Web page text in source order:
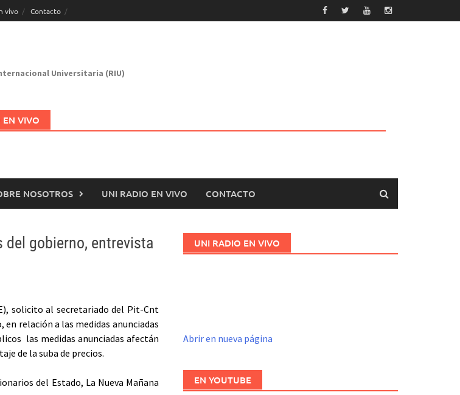
vivo Contacto
Universitaria (RIU)
EN VIVO
NOSOTROS UNI RADIO EN VIVO CONTACTO
del gobierno, entrevista
solicito al secretariado del Pit-Cnt
relación a las medidas anunciadas
las medidas anunciadas afectán
de la suba de precios.
del Estado, La Nueva Mañana
UNI RADIO EN VIVO
Abrir en nueva página
EN YOUTUBE